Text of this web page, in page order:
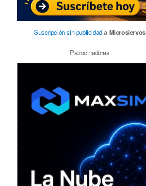
Suscripción sin publicidada Microsiervos
Patrocinadores